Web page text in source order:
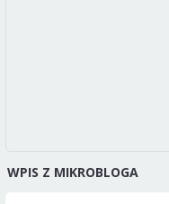
WPIS Z MIKROBLOGA